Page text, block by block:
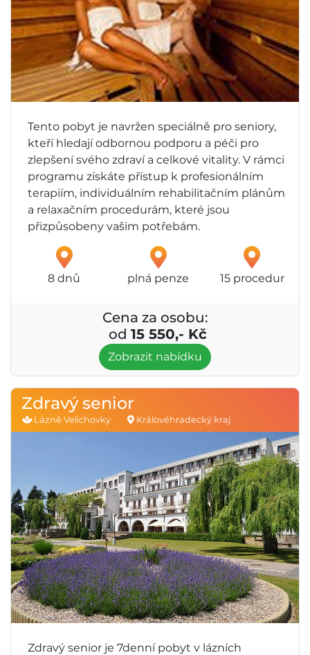
Tento pobyt je navržen speciálně pro seniory,
kteří hledají odbornou podporu a péči pro
zlepšení svého zdraví a celkové vitality. V rámci
programu získáte přístup k profesionálním
terapiím, individuálním rehabilitačním plánům
a relaxačním procedurám, které jsou
přizpůsobeny vašim potřebám.
8 dnů plná penze 15 procedur
Cena za osobu:
od 15 550,- Kč
Zobrazit nabídku
Zdravý senior
Lázně Velichovky Královéhradecký kraj
Zdravý senior je 7denní pobyt v lázních